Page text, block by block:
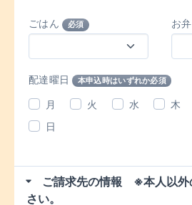
ごはん 必須 お
配達曜日 本申込時はいずれか必須
月 火 水 木
日
ご請求先の情報 ※本人以外
さい。